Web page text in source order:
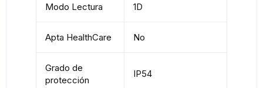
Modo Lectura 1D
Apta HealthCare No
Grado de
protección
IP54